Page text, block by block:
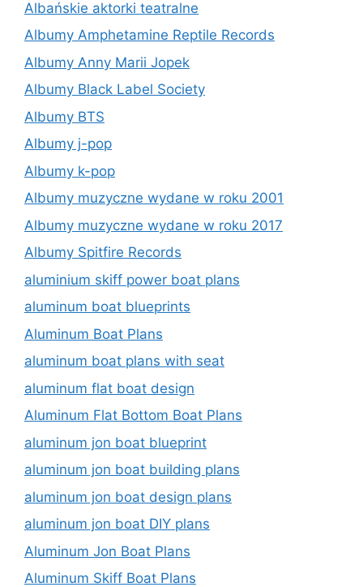
Albańskie aktorki teatralne
Albumy Amphetamine Reptile Records
Albumy Anny Marii Jopek
Albumy Black Label Society
Albumy BTS
Albumy j-pop
Albumy k-pop
Albumy muzyczne wydane w roku 2001
Albumy muzyczne wydane w roku 2017
Albumy Spitfire Records
aluminium skiff power boat plans
aluminum boat blueprints
Aluminum Boat Plans
aluminum boat plans with seat
aluminum flat boat design
Aluminum Flat Bottom Boat Plans
aluminum jon boat blueprint
aluminum jon boat building plans
aluminum jon boat design plans
aluminum jon boat DIY plans
Aluminum Jon Boat Plans
Aluminum Skiff Boat Plans